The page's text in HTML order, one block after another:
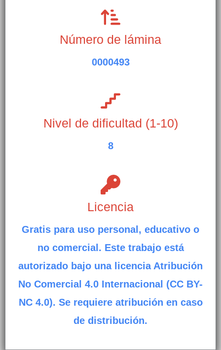
Número de lámina
0000493
Nivel de dificultad (1-10)
8
Licencia
Gratis para uso personal, educativo o
no comercial. Este trabajo está
autorizado bajo una licencia Atribución
No Comercial 4.0 Internacional (CC BY-
NC 4.0). Se requiere atribución en caso
de distribución.